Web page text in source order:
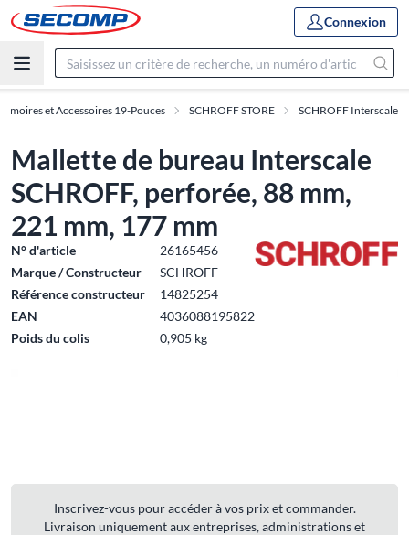
Connexion
et Accessoires 19-Pouces SCHROFF STORE SCHROFF Interscale
Mallette de bureau Interscale
SCHROFF, perforée, 88 mm,
221 mm, 177 mm
N° d'article
26165456
Marque / Constructeur
SCHROFF
Référence constructeur
14825254
EAN
4036088195822
Poids du colis
0,905 kg
Inscrivez-vous pour accéder à vos prix et commander.
Livraison uniquement aux entreprises, administrations et